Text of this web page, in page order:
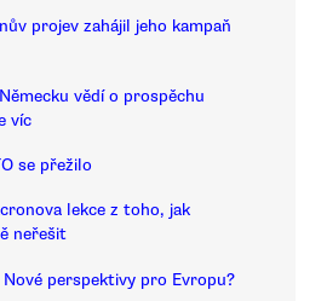
projev zahájil jeho kampaň
vědí o prospěchu
víc
se přežilo
lekce z toho, jak
neřešit
Nové perspektivy pro Evropu?